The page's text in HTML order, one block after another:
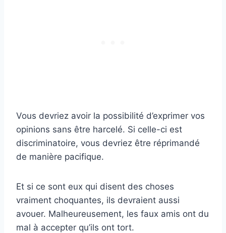
Vous devriez avoir la possibilité d’exprimer vos
opinions sans être harcelé. Si celle-ci est
discriminatoire, vous devriez être réprimandé
de manière pacifique.
Et si ce sont eux qui disent des choses
vraiment choquantes, ils devraient aussi
avouer. Malheureusement, les faux amis ont du
mal à accepter qu’ils ont tort.